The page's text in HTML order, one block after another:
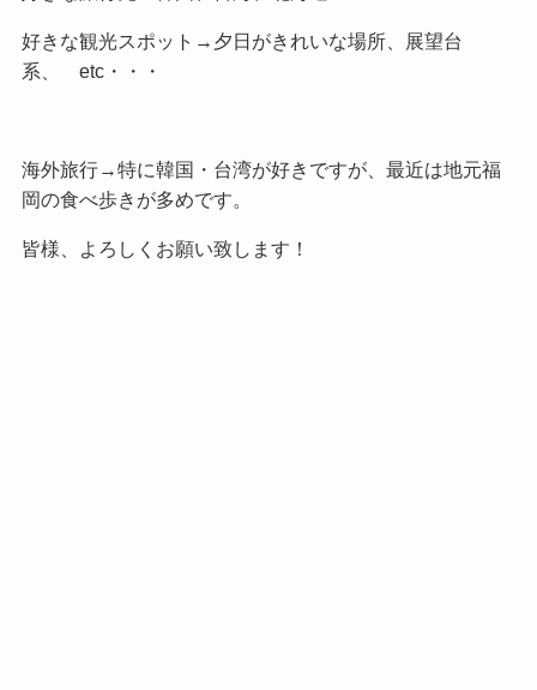
好きな観光スポット→夕日がきれいな場所、展望台
系、 etc・・・
海外旅行→特に韓国・台湾が好きですが、最近は地元福
岡の食べ歩きが多めです。
皆様、よろしくお願い致します！